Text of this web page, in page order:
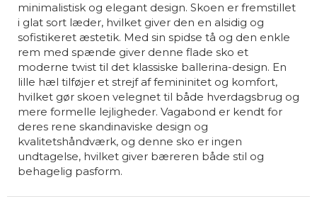
minimalistisk og elegant design. Skoen er fremstillet
i glat sort læder, hvilket giver den en alsidig og
sofistikeret æstetik. Med sin spidse tå og den enkle
rem med spænde giver denne flade sko et
moderne twist til det klassiske ballerina-design. En
lille hæl tilføjer et strejf af femininitet og komfort,
hvilket gør skoen velegnet til både hverdagsbrug og
mere formelle lejligheder. Vagabond er kendt for
deres rene skandinaviske design og
kvalitetshåndværk, og denne sko er ingen
undtagelse, hvilket giver bæreren både stil og
behagelig pasform.